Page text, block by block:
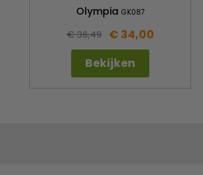
Olympia GK087
€ 36,49
€ 34,00
Bekijken